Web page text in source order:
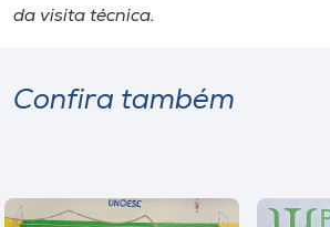
da visita técnica.
Confira também